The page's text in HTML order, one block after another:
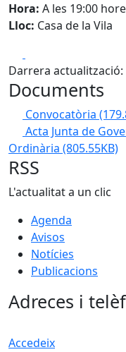
Hora: A les 19:00
Lloc: Casa de la Vila
Darrera actualització:
Documents
Convocatòria
Acta Junta de
Ordinària (805.55KB)
RSS
L'actualitat a un clic
Agenda
Avisos
Notícies
Publicacions
Adreces i
Accedeix